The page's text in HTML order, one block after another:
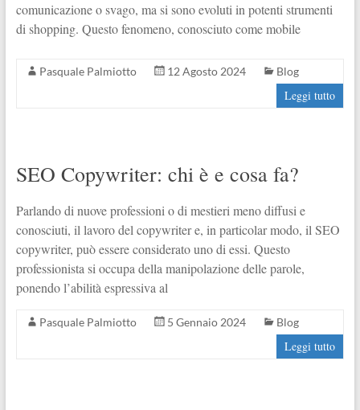
comunicazione o svago, ma si sono evoluti in potenti strumenti
di shopping. Questo fenomeno, conosciuto come mobile
Pasquale Palmiotto 12 Agosto 2024 Blog
Leggi tutto
SEO Copywriter: chi è e cosa fa?
Parlando di nuove professioni o di mestieri meno diffusi e
conosciuti, il lavoro del copywriter e, in particolar modo, il SEO
copywriter, può essere considerato uno di essi. Questo
professionista si occupa della manipolazione delle parole,
ponendo l’abilità espressiva al
Pasquale Palmiotto 5 Gennaio 2024 Blog
Leggi tutto